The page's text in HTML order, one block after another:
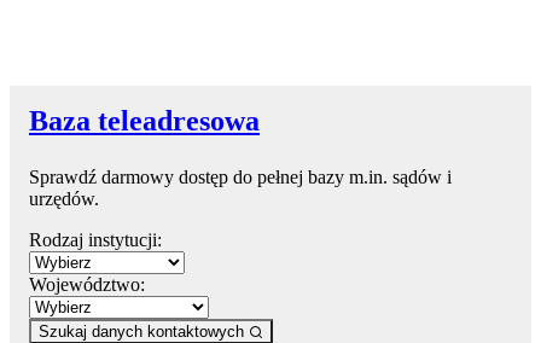
Baza teleadresowa
Sprawdź darmowy dostęp do pełnej bazy m.in. sądów i
urzędów.
Rodzaj instytucji:
Województwo:
Szukaj danych kontaktowych